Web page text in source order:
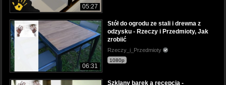
05:27
06:31
Stół do ogrodu ze stali i drewna z
odzysku - Rzeczy i Przedmioty, Jak
zrobiić
Rzeczy_i_Przedmioty
1080p
Szklany barek a recepcja -